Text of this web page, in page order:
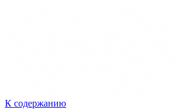
К содержанию